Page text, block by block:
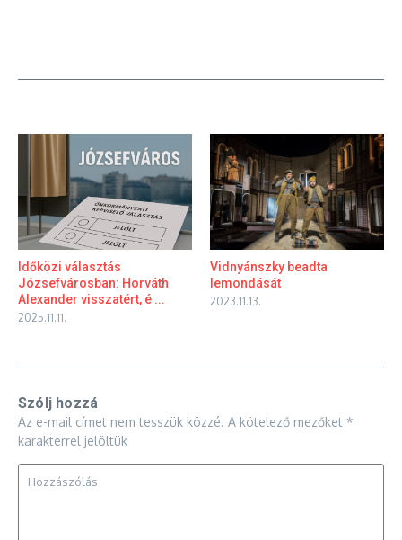
Időközi választás
Józsefvárosban: Horváth
Alexander visszatért, é ...
2025.11.11.
Vidnyánszky beadta
lemondását
2023.11.13.
Szólj hozzá
Az e-mail címet nem tesszük közzé. A kötelező mezőket *
karakterrel jelöltük